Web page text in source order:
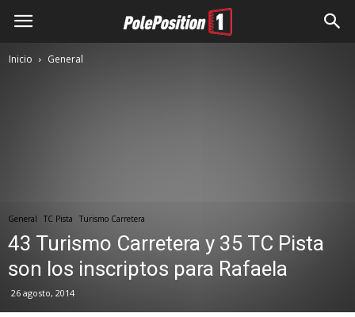
Inicio General
General TC Pista Turismo Carretera
43 Turismo Carretera y 35 TC Pista
son los inscriptos para Rafaela
26 agosto, 2014